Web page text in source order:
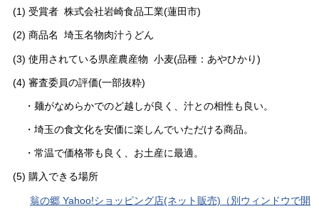
(1) 受賞者 株式会社岩崎食品工業(蓮田市)
(2) 商品名 埼玉名物肉汁うどん
(3) 使用されている県産農産物 小麦(品種：あやひかり)
(4) 審査委員の評価(一部抜粋)
・麺がなめらかでのど越しが良く、汁との相性も良い。
・埼玉の食文化を安価に楽しんでいただける商品。
・常温で価格帯も良く、お土産に最適。
(5) 購入できる場所
翁の郷 Yahoo!ショッピング店(ネット販売)（別ウィンドウで開